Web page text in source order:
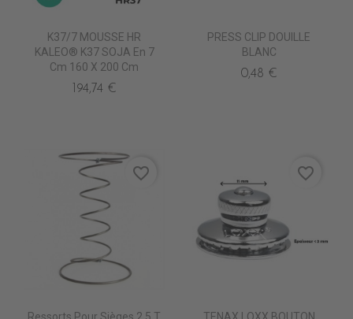
K37/7 MOUSSE HR
KALEO® K37 SOJA En 7
Cm 160 X 200 Cm
194,74 €
PRESS CLIP DOUILLE
BLANC
0,48 €
favorite_border favorite_border